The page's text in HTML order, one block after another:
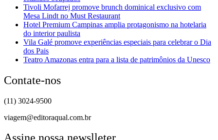
Tivoli Mofarrej promove brunch dominical exclusivo com
Mesa Lindt no Must Restaurant
Hotel Premium Campinas amplia protagonismo na hotelaria
do interior paulista
Vila Galé promove experiências especiais para celebrar o Dia
dos Pais
Teatro Amazonas entra para a lista de patrimônios da Unesco
Contate-nos
(11) 3024-9500
viagem@editoraqual.com.br